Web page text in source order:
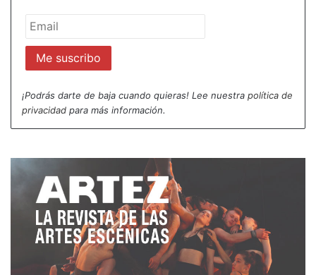
El resto de las bases pueden consultarse en la
web:http://www.redteatrosalternativos.org/
¡Podrás darte de baja cuando quieras! Lee nuestra política de
privacidad para más información.